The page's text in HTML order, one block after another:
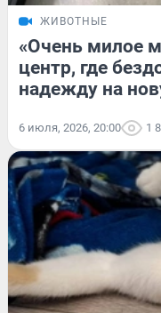
ЖИВОТНЫЕ
«Очень милое
центр, где
надежду на
6 июля, 2026, 20:00 1